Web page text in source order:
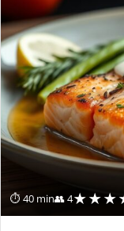
⏱ 40 min👥 4